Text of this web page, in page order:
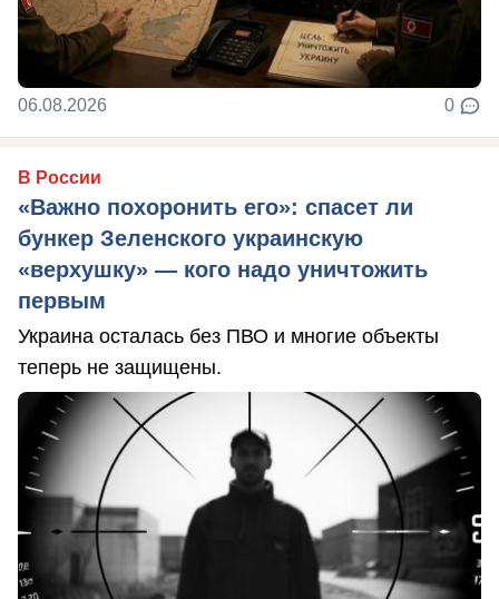
06.08.2026 0
В России
«Важно похоронить его»: спасет ли
бункер Зеленского украинскую
«верхушку» — кого надо уничтожить
первым
Украина осталась без ПВО и многие объекты
теперь не защищены.